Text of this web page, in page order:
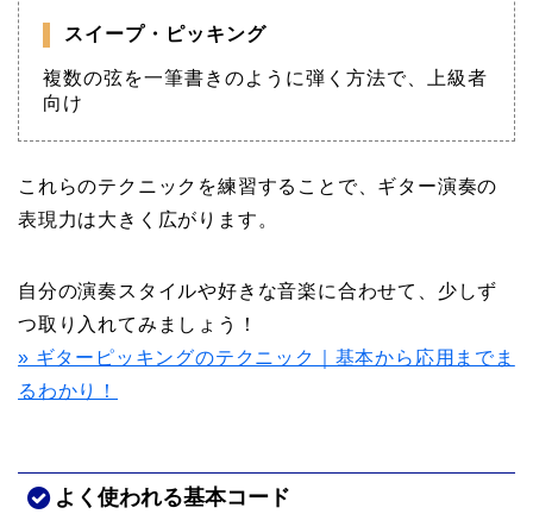
スイープ・ピッキング
複数の弦を一筆書きのように弾く方法で、上級者
向け
これらのテクニックを練習することで、ギター演奏の
表現力は大きく広がります。
自分の演奏スタイルや好きな音楽に合わせて、少しず
つ取り入れてみましょう！
» ギターピッキングのテクニック｜基本から応用までま
るわかり！
よく使われる基本コード